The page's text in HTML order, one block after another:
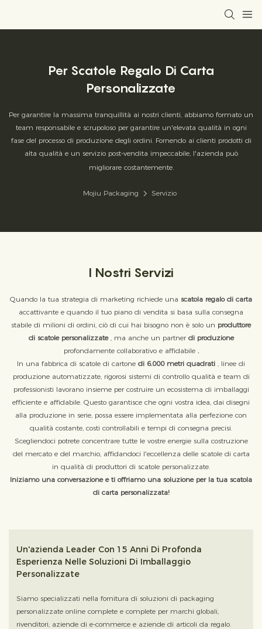
Per Scatole Regalo Di Carta
Personalizzate
Per garantire la massima tranquillità ai nostri clienti, abbiamo formato un
team responsabile e scrupoloso per garantire un'elevata qualità in ogni
fase del processo di produzione degli ordini. Fornendo ai clienti prodotti di
alta qualità e un servizio post-vendita impeccabile, l'azienda può
migliorare costantemente.
Mojiu Packaging Servizio
I Nostri Servizi
Quando la tua strategia di marketing richiede una scatola regalo di carta
accattivante e quando il tuo piano di vendita si basa sulla consegna
stabile di milioni di ordini, ciò di cui hai bisogno non è solo un produttore
di scatole personalizzate, ma anche un partner di produzione
profondamente collaborativo e affidabile .
In una fabbrica di scatole di cartone di 6.000 metri quadrati , linee di
produzione automatizzate, rigorosi sistemi di controllo qualità e team di
professionisti lavorano insieme per costruire un ecosistema di imballaggi
efficiente e affidabile. Questo garantisce che ogni vostra idea, dai disegni
alla produzione in serie, possa essere implementata alla perfezione con
qualità costante, costi controllabili e tempi di consegna precisi.
Scegliendoci potrete concentrare tutte le vostre energie sulla costruzione
del mercato e del marchio, affidandoci l'eccellenza delle scatole di carta
in qualità di produttori di scatole personalizzate.
Iniziamo una conversazione e ti offriamo una soluzione per la tua scatola
di carta personalizzata!
Un'azienda Leader Con 15 Anni Di Profonda
Esperienza Nelle Soluzioni Di Imballaggio
Personalizzate
Siamo specializzati nella fornitura di soluzioni di packaging
personalizzate online complete e complete per marchi globali,
rivenditori, aziende di e-commerce e aziende di articoli da regalo.